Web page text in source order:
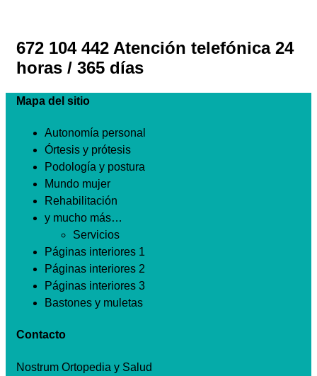
672 104 442 Atención telefónica 24
horas / 365 días
Mapa del sitio
Autonomía personal
Órtesis y prótesis
Podología y postura
Mundo mujer
Rehabilitación
y mucho más…
Servicios
Páginas interiores 1
Páginas interiores 2
Páginas interiores 3
Bastones y muletas
Contacto
Nostrum Ortopedia y Salud